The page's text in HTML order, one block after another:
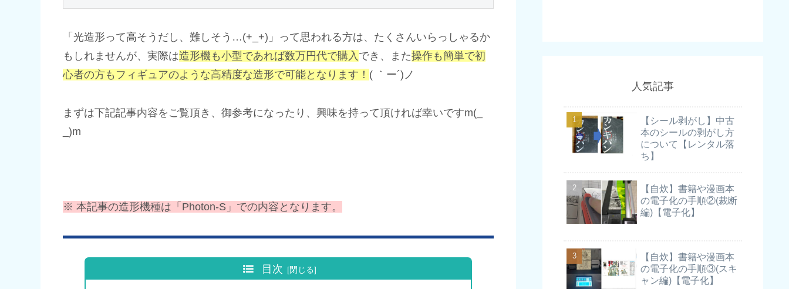
「光造形って高そうだし、難しそう…(+_+)」って思われる方は、たくさんいらっしゃるか
もしれませんが、実際は造形機も小型であれば数万円代で購入 でき、また操作も簡単で初
心者の方もフィギュアのような高精度な造形で可能となります！ ( ｀ー´)ノ
まずは下記記事内容をご覧頂き、御参考になったり、興味を持って頂ければ幸いですm(_
_)m
※ 本記事の造形機種は「Photon-S」での内容となります。
目次
人気記事
【シール剥がし】中古
本のシールの剥がし方
について【レンタル落
ち】
【自炊】書籍や漫画本
の電子化の手順②(裁断
編)【電子化】
【自炊】書籍や漫画本
の電子化の手順③(スキ
ャン編)【電子化】